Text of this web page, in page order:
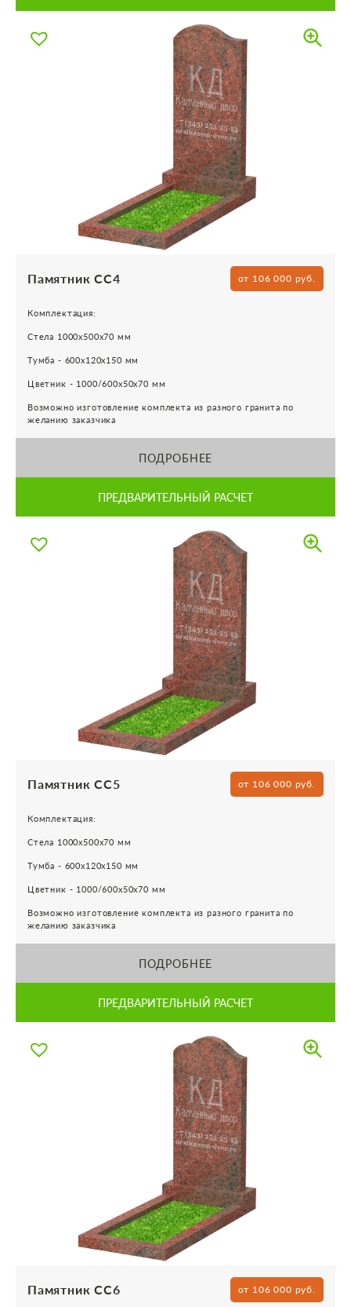
Памятник СС4 от 106 000 руб.
Комплектация:
Стела 1000х500х70 мм
Тумба - 600х120х150 мм
Цветник - 1000/600х50х70 мм
Возможно изготовление комплекта из разного гранита по
желанию заказчика
ПОДРОБНЕЕ
ПРЕДВАРИТЕЛЬНЫЙ РАСЧЕТ
Памятник СС5 от 106 000 руб.
Комплектация:
Стела 1000х500х70 мм
Тумба - 600х120х150 мм
Цветник - 1000/600х50х70 мм
Возможно изготовление комплекта из разного гранита по
желанию заказчика
ПОДРОБНЕЕ
ПРЕДВАРИТЕЛЬНЫЙ РАСЧЕТ
Памятник СС6 от 106 000 руб.